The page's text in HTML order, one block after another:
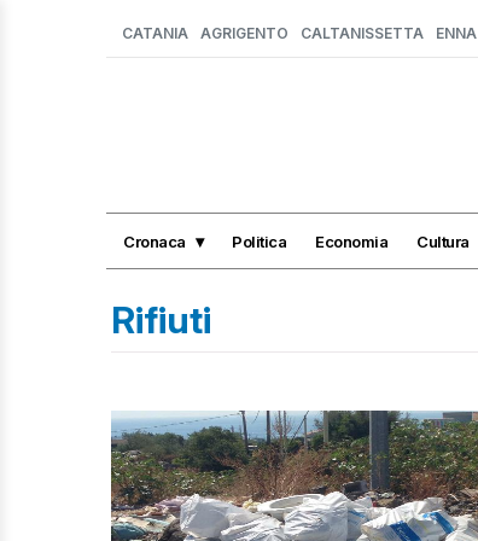
CATANIA AGRIGENTO CALTANISSETTA ENNA
Cronaca Politica Economia Cultura
Rifiuti